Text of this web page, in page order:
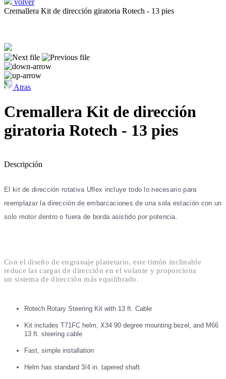
volver
Cremallera Kit de dirección giratoria Rotech - 13 pies
Atras
Cremallera Kit de dirección
giratoria Rotech - 13 pies
Descripción
El kit de dirección rotativa Uflex incluye todo lo necesario para
reemplazar la dirección de embarcaciones de una sola estación con un
solo motor dentro o fuera de borda asistido por potencia.
Con el diseño de engranaje planetario, este timón inclinable
reduce las cargas de dirección en el volante y proporciona
un sistema de dirección más equilibrado.
Rotech Rotary Steering Kit with 13 ft. Cable
Kit includes T71FC helm, X34 90 degree mounting bezel, and M66
13 ft. steering cable
Fast, simple installation
Helm has standard 3/4 in. tapered shaft